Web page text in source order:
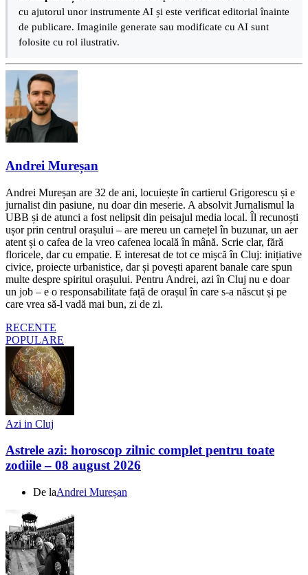
cu ajutorul unor instrumente AI și este verificat editorial înainte
de publicare. Imaginile generate sau modificate cu AI sunt
folosite cu rol ilustrativ.
Andrei Mureșan
Andrei Mureșan are 32 de ani, locuiește în cartierul Grigorescu și e
jurnalist din pasiune, nu doar din meserie. A absolvit Jurnalismul la
UBB și de atunci a fost nelipsit din peisajul media local. Îl recunoști
ușor prin centrul orașului – are mereu un carnețel în buzunar, un aer
atent și o cafea de la vreo cafenea locală în mână. Scrie clar, fără
floricele, dar cu empatie. E interesat de tot ce mișcă în Cluj: inițiative
civice, proiecte urbanistice, dar și povești aparent banale care spun
multe despre spiritul orașului. Pentru Andrei, azi în Cluj nu e doar
un job – e o responsabilitate față de orașul în care s-a născut și pe
care vrea să-l vadă mai bun, zi de zi.
RECENTE
POPULARE
Azi in Cluj
Astrele azi: horoscop zilnic complet pentru toate
zodiile – 08 august 2026
De laAndrei Mureșan